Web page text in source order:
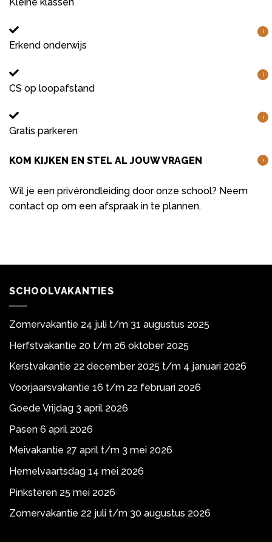
i
Erkend onderwijs
i
CS op loopafstand
i
Gratis parkeren
i
KOM KIJKEN EN STEL AL JOUW VRAGEN
Wil je een privérondleiding door onze school? Neem
contact op om een afspraak in te plannen.
SCHOOLVAKANTIES
Zomervakantie 24 juli t/m 31 augustus 2025
Herfstvakantie 20 t/m 26 oktober 2025
Kerstvakantie 22 december 2025 t/m 4 januari 2026
Voorjaarsvakantie 16 t/m 22 februari 2026
Goede Vrijdag 3 april 2026
Pasen 6 april 2026
Meivakantie 27 april t/m 3 mei 2026
Hemelvaartsdag 14 mei 2026
Pinksteren 25 mei 2026
Zomervakantie 22 juli t/m 30 augustus 2026